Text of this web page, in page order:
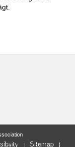
change: 2013-07-19
Sitemap